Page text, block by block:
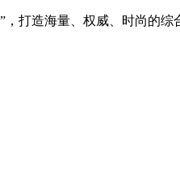
打造海量、权威、时尚的